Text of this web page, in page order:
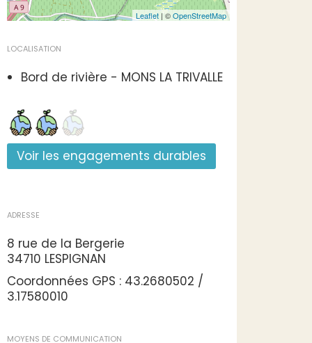
Leaflet | ©OpenStreetMap
LOCALISATION
Bord de rivière - MONS LA TRIVALLE
Voir les engagements durables
ADRESSE
8 rue de la Bergerie
34710 LESPIGNAN
Coordonnées GPS : 43.2680502 /
3.17580010
MOYENS DE COMMUNICATION